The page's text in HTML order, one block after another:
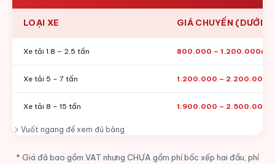
LOẠI XE GIÁ CHUYẾN (DƯỚI
Xe tải 1.8 – 2.5 tấn 800.000 – 1.200.000đ
Xe tải 5 – 7 tấn 1.200.000 – 2.200.000đ
Xe tải 8 – 15 tấn 1.900.000 – 2.500.000đ
Vuốt ngang để xem đủ bảng
* Giá đã bao gồm VAT nhưng CHƯA gồm phí bốc xếp hai đầu, phí